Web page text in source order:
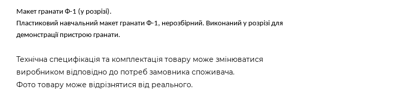
Макет гранати Ф-1 (у розрізі).
Пластиковий навчальний макет гранати Ф-1, нерозбірний. Виконаний у розрізі для
демонстрації пристрою гранати.
Технічна специфікація та комплектація товару може змінюватися
виробником відповідно до потреб замовника споживача.
Фото товару може відрізнятися від реального.